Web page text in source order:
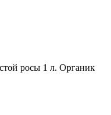
росы 1 л. Органик